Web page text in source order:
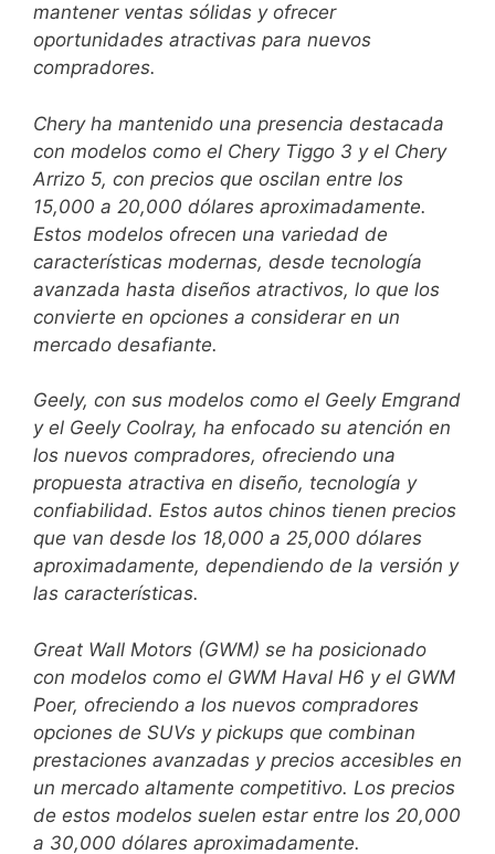
mantener ventas sólidas y ofrecer
oportunidades atractivas para nuevos
compradores.
Chery ha mantenido una presencia destacada
con modelos como el Chery Tiggo 3 y el Chery
Arrizo 5, con precios que oscilan entre los
15,000 a 20,000 dólares aproximadamente.
Estos modelos ofrecen una variedad de
características modernas, desde tecnología
avanzada hasta diseños atractivos, lo que los
convierte en opciones a considerar en un
mercado desafiante.
Geely, con sus modelos como el Geely Emgrand
y el Geely Coolray, ha enfocado su atención en
los nuevos compradores, ofreciendo una
propuesta atractiva en diseño, tecnología y
confiabilidad. Estos autos chinos tienen precios
que van desde los 18,000 a 25,000 dólares
aproximadamente, dependiendo de la versión y
las características.
Great Wall Motors (GWM) se ha posicionado
con modelos como el GWM Haval H6 y el GWM
Poer, ofreciendo a los nuevos compradores
opciones de SUVs y pickups que combinan
prestaciones avanzadas y precios accesibles en
un mercado altamente competitivo. Los precios
de estos modelos suelen estar entre los 20,000
a 30,000 dólares aproximadamente.